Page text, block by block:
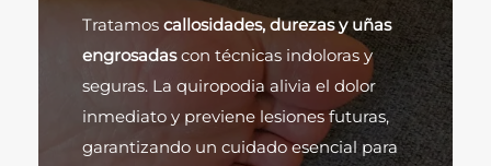
Tratamos callosidades, durezas y uñas
engrosadascon técnicas indoloras y
seguras. La quiropodia alivia el dolor
inmediato y previene lesiones futuras,
garantizando un cuidado esencial para